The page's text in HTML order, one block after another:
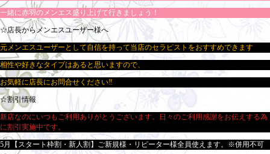
一緒に赤羽のメンエス盛り上げて行きましょう！
☆店長からメンエスユーザー様へ
元メンエスユーザーとして自信を持って当店のセラピストをおすすめできます
相性や好きなタイプはあると思いますので、
お気軽に店長にお問合せください‼
☆割引情報
新店なのにいつもご利用ありがとうございます。日々のご利用感謝をお伝えする為
に割引実施中です。
5月【スタート枠割・新人割】ご新規様・リピーター様全員使えます。※併用不可